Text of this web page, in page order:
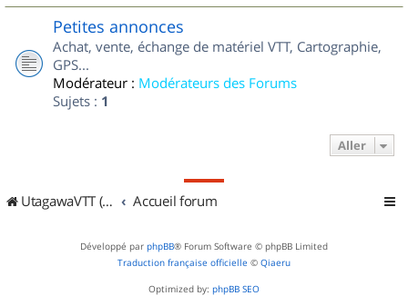
Petites annonces
Achat, vente, échange de matériel VTT, Cartographie,
GPS...
Modérateur : Modérateurs des Forums
Sujets : 1
Aller
UtagawaVTT (Randos VTT et VTTAE avec traces GPS) Accueil forum
Développé par phpBB® Forum Software © phpBB Limited
Traduction française officielle © Qiaeru
Optimized by: phpBB SEO